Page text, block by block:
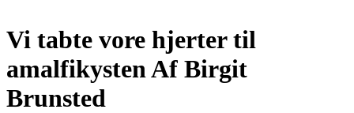
Vi tabte vore hjerter til
amalfikysten Af Birgit
Brunsted